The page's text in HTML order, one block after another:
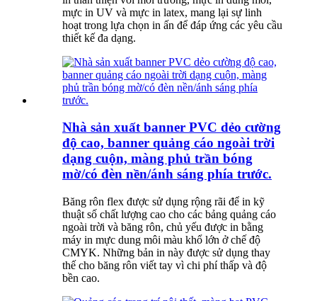
mực in UV và mực in latex, mang lại sự linh
hoạt trong lựa chọn in ấn để đáp ứng các yêu cầu
thiết kế đa dạng.
Nhà sản xuất banner PVC dẻo cường
độ cao, banner quảng cáo ngoài trời
dạng cuộn, màng phủ trần bóng
mờ/có đèn nền/ánh sáng phía trước.
Băng rôn flex được sử dụng rộng rãi để in kỹ
thuật số chất lượng cao cho các bảng quảng cáo
ngoài trời và băng rôn, chủ yếu được in bằng
máy in mực dung môi màu khổ lớn ở chế độ
CMYK. Những bản in này được sử dụng thay
thế cho băng rôn viết tay vì chi phí thấp và độ
bền cao.